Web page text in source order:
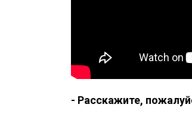
- Расскажите,